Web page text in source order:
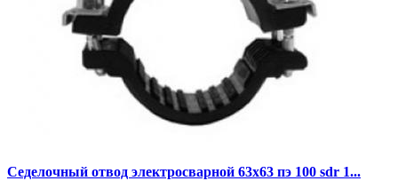
Седелочный отвод электросварной 63x63 пэ 100 sdr 1...